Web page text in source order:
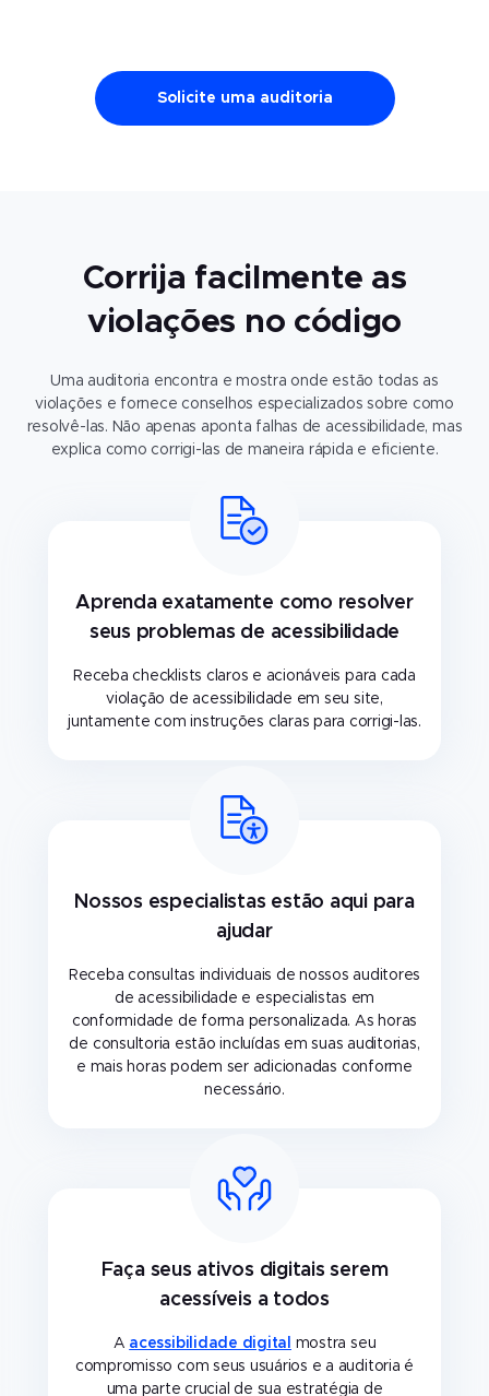
Solicite uma auditoria
Corrija facilmente as
violações no código
Uma auditoria encontra e mostra onde estão todas as
violações e fornece conselhos especializados sobre como
resolvê-las. Não apenas aponta falhas de acessibilidade, mas
explica como corrigi-las de maneira rápida e eficiente.
Aprenda exatamente como resolver
seus problemas de acessibilidade
Receba checklists claros e acionáveis para cada
violação de acessibilidade em seu site,
juntamente com instruções claras para corrigi-las.
Nossos especialistas estão aqui para
ajudar
Receba consultas individuais de nossos auditores
de acessibilidade e especialistas em
conformidade de forma personalizada. As horas
de consultoria estão incluídas em suas auditorias,
e mais horas podem ser adicionadas conforme
necessário.
Faça seus ativos digitais serem
acessíveis a todos
A acessibilidade digital
mostra seu
compromisso com seus usuários e a auditoria é
uma parte crucial de sua estratégia de